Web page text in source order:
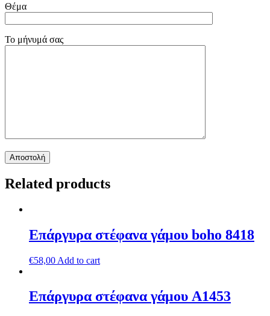
Θέμα
Το μήνυμά σας
Related products
Επάργυρα στέφανα γάμου boho 8418
€58,00 Add to cart
Επάργυρα στέφανα γάμου A1453